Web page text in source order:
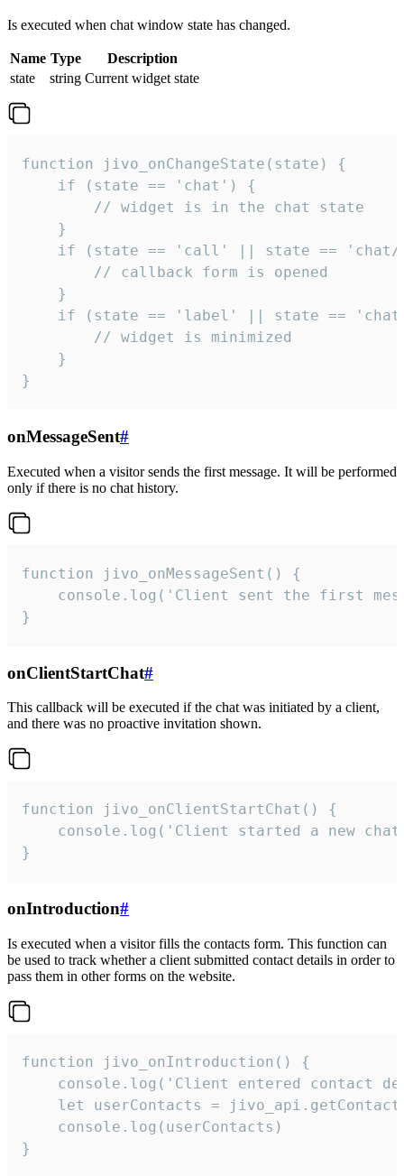
Is executed when chat window state has changed.
Name Type
Description
state
string Current widget state
function jivo_onChangeState(state) {
    if (state == 'chat') {
        // widget is in the chat state
    }
if (state == 'call' || state ==
        // callback form is opened
    }
if (state == 'label' || state ==
        // widget is minimized
    }
}
onMessageSent#
Executed when a visitor sends the first message. It will be performed
only if there is no chat history.
function jivo_onMessageSent() {
console.log('Client sent the first
}
onClientStartChat#
This callback will be executed if the chat was initiated by a client,
and there was no proactive invitation shown.
function jivo_onClientStartChat() {
console.log('Client started a new
}
onIntroduction#
Is executed when a visitor fills the contacts form. This function can
be used to track whether a client submitted contact details in order to
pass them in other forms on the website.
function jivo_onIntroduction() {
console.log('Client entered contact
let userContacts =
    console.log(userContacts)
}